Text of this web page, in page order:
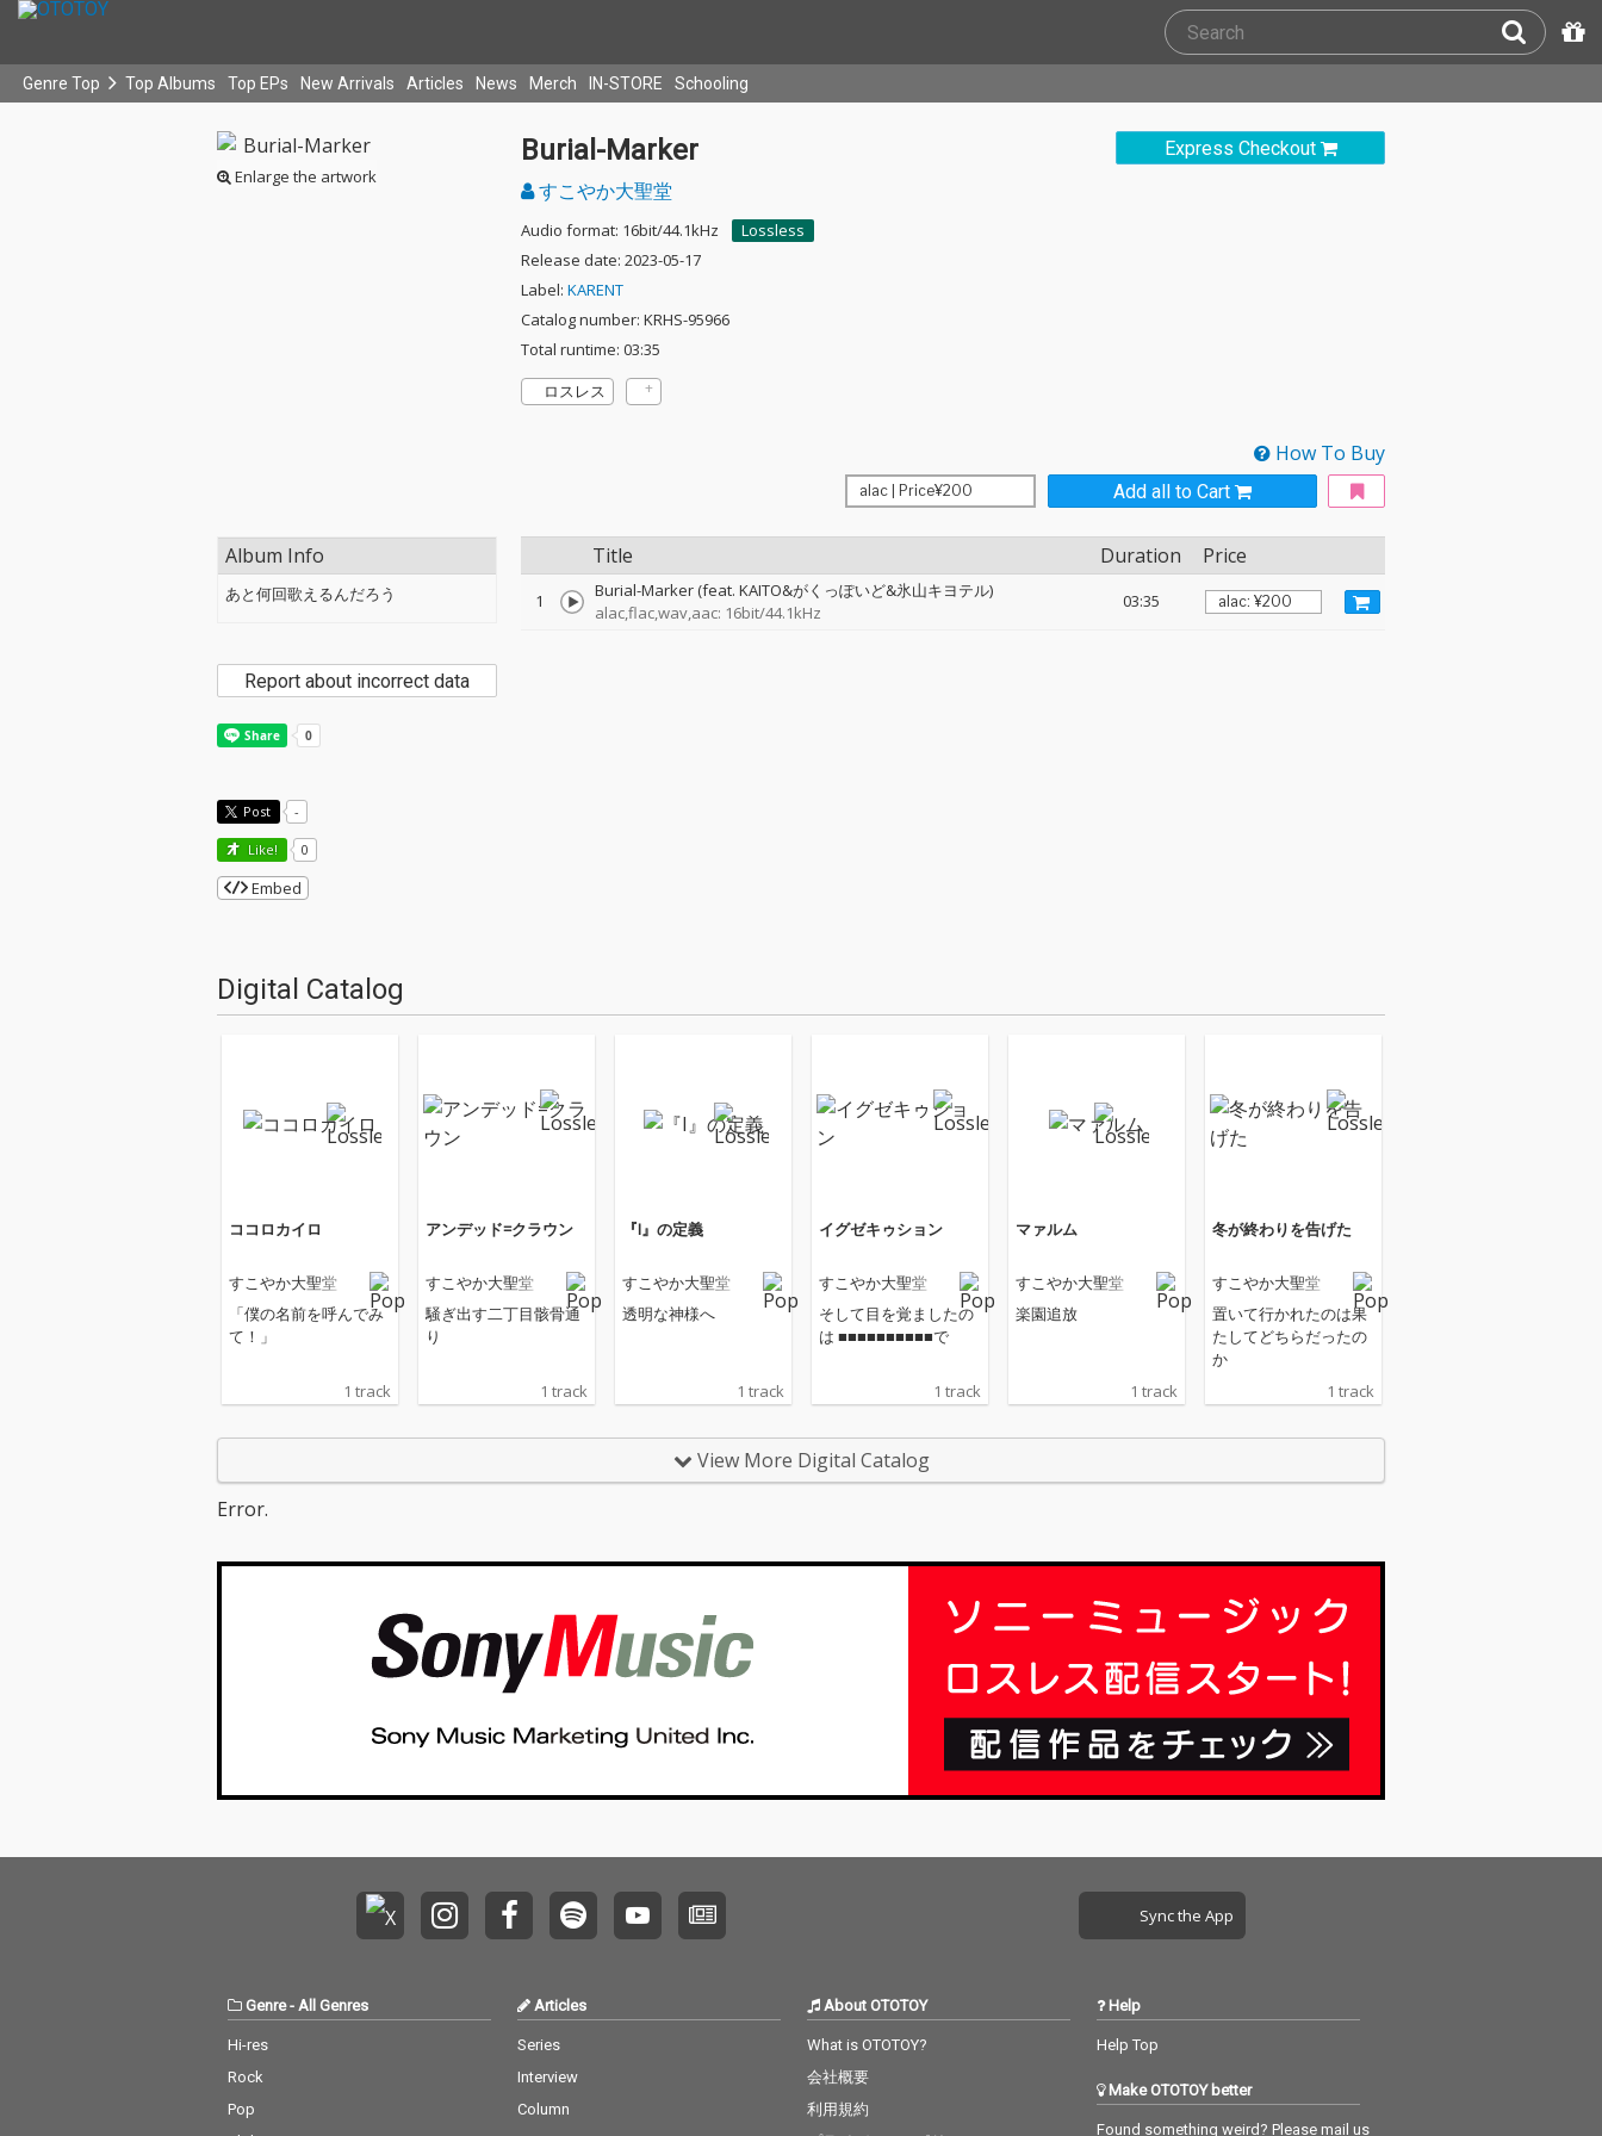
Genre Top Top Albums Top EPs New Arrivals Articles News Merch IN-STORE Schooling
Enlarge the artwork
Express Checkout
Burial-Marker
すこやか大聖堂
Audio format: 16bit/44.1kHz
Lossless
Release date: 2023-05-17
Label: KARENT
Catalog number: KRHS-95966
Total runtime: 03:35
ロスレス
How To Buy
Add all to Cart
Title Duration Price
1
Burial-Marker (feat. KAITO&がくっぽいど&氷山キヨテル)
alac,flac,wav,aac: 16bit/44.1kHz
03:35
Album Info
あと何回歌えるんだろう
Report about incorrect data
Post -
Like! 0
Embed
Digital Catalog
ココロカイロ
すこやか大聖堂
「僕の名前を呼んでみ
て！」
1 track
アンデッド=クラウン
すこやか大聖堂
騒ぎ出す二丁目骸骨通
り
1 track
『I』の定義
すこやか大聖堂
透明な神様へ
1 track
イグゼキゥション
すこやか大聖堂
そして目を覚ましたの
は ■■■■■■■■■■で
1 track
マァルム
すこやか大聖堂
楽園追放
1 track
冬が終わりを告げた
すこやか大聖堂
置いて行かれたのは果
たしてどちらだったの
か
1 track
View More Digital Catalog
Error.
Sync the App
Genre- All Genres
Hi-res
Rock
Pop
Articles
Series
Interview
Column
About OTOTOY
What is OTOTOY?
会社概要
利用規約
Help
Help Top
Make OTOTOY better
Found something weird? Please mail us